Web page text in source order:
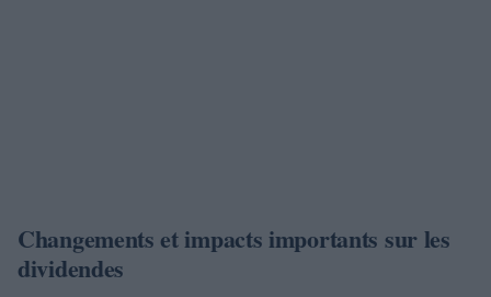
Changements et impacts importants sur les
dividendes